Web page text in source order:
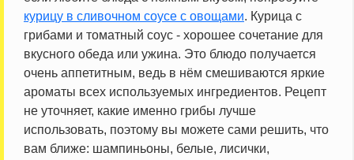
курицу в сливочном соусе с овощами. Курица с
грибами и томатный соус - хорошее сочетание для
вкусного обеда или ужина. Это блюдо получается
очень аппетитным, ведь в нём смешиваются яркие
ароматы всех используемых ингредиентов. Рецепт
не уточняет, какие именно грибы лучше
использовать, поэтому вы можете сами решить, что
вам ближе: шампиньоны, белые, лисички,